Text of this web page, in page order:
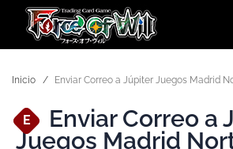
Inicio Enviar Correo a Júpiter Juegos Madrid
E Enviar Correo a
Juegos Madrid